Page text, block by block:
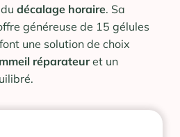
décalage horaire. Sa
généreuse de 15 gélules
une solution de choix
réparateuret un